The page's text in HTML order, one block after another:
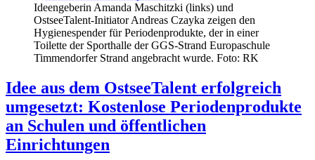
Ideengeberin Amanda Maschitzki (links) und
OstseeTalent-Initiator Andreas Czayka zeigen den
Hygienespender für Periodenprodukte, der in einer
Toilette der Sporthalle der GGS-Strand Europaschule
Timmendorfer Strand angebracht wurde. Foto: RK
Idee aus dem OstseeTalent erfolgreich
umgesetzt: Kostenlose Periodenprodukte
an Schulen und öffentlichen
Einrichtungen